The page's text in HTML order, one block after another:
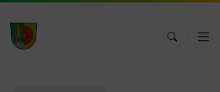
Skip
content
Skip
main
navigation
Skip
footer